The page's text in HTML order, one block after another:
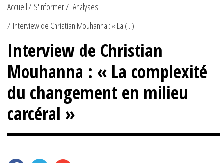
Accueil S'informer
Analyses
Interview de Christian Mouhanna : « La (...)
Interview de Christian
Mouhanna : « La complexité
du changement en milieu
carcéral »